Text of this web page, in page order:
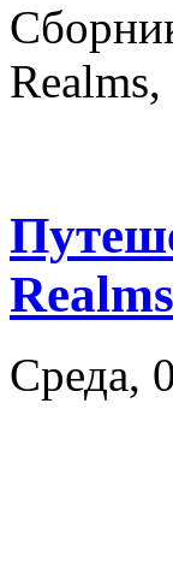
Среда,